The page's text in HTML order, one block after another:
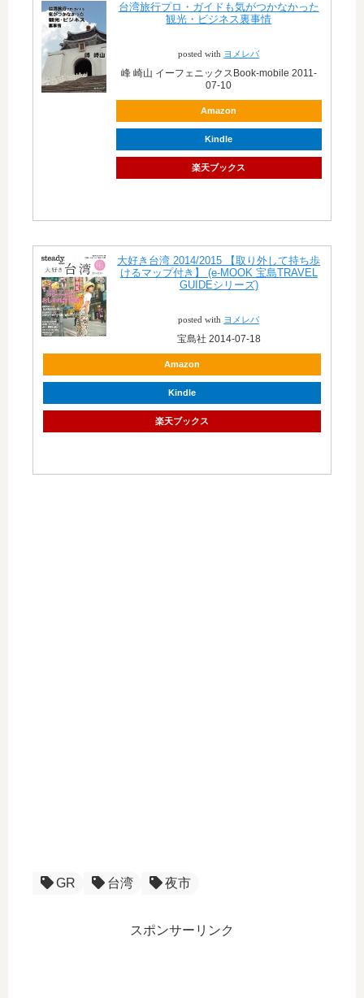
台湾旅行プロ・ガイドも気がつかなかった
観光・ビジネス裏事情
posted with ヨメレバ
峰 崎山 イーフェニックスBook-mobile 2011-
07-10
Amazon
Kindle
楽天ブックス
大好き台湾 2014/2015 【取り外して持ち歩
けるマップ付き】 (e-MOOK 宝島TRAVEL
GUIDEシリーズ)
posted with ヨメレバ
宝島社 2014-07-18
Amazon
Kindle
楽天ブックス
GR 台湾 夜市
スポンサーリンク